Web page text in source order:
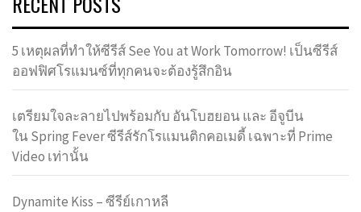
5 เหตุผลที่ทำให้ซีรีส์ See You at Work Tomorrow! เป็นซีรีส์
ออฟฟิศโรแมนซ์ที่ทุกคนจะต้องรู้สึกอิน
เตรียมใจละลายไปพร้อมกับ อันโบฮยอน และ อีจูบีน
ใน Spring Fever ซีรีส์รักโรแมนติกคอเมดี้ เฉพาะที่ Prime
Video เท่านั้น
Dynamite Kiss – ซีรีย์เกาหลี